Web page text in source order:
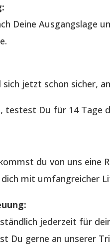
Deine Ausgangslage
sich jetzt schon sicher,
testest Du für 14 Tage
du von uns eine
mit umfangreicher
jederzeit für
Du gerne an unserer